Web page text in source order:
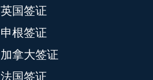
英国签证
申根签证
加拿大签证
法国签证